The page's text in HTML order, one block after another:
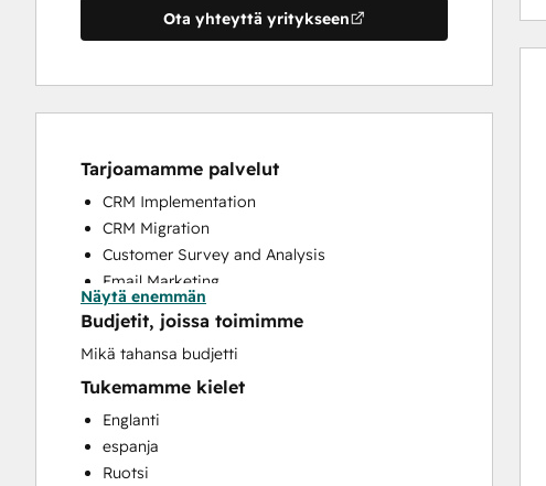
Ota yhteyttä yritykseen
Tarjoamamme palvelut
CRM Implementation
CRM Migration
Customer Survey and Analysis
Email Marketing
Help Desk Implementation
Knowledge Base Development
Programmable Automation
Search Engine Optimization
Website Design
Website Development
Website Migration
Näytä enemmän
Budjetit, joissa toimimme
Mikä tahansa budjetti
Tukemamme kielet
Englanti
espanja
Ruotsi